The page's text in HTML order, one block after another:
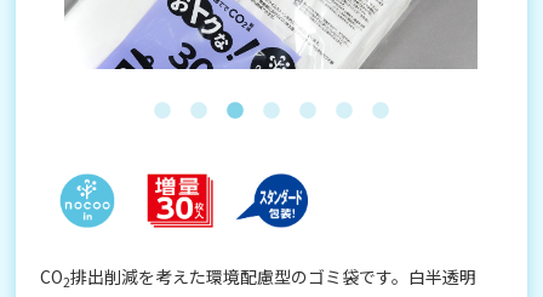
CO2排出削減を考えた環境配慮型のゴミ袋です。白半透明